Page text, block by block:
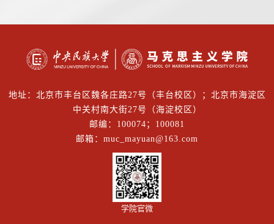
地址：北京市丰台区魏各庄路27号（丰台校区）；北京市海淀区
中关村南大街27号（海淀校区）
邮编：100074；100081
邮箱：muc_mayuan@163.com
学院官微